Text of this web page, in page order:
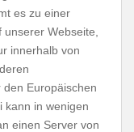
es zu einer
Webseite,
innerhalb von
Europäischen
kann in wenigen
einen Server von